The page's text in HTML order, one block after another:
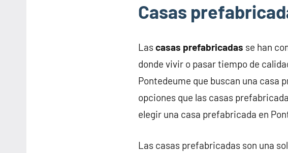
Casas
Lascasas prefabricadas se han
donde vivir o pasar tiempo de
Pontedeume que buscan una casa
opciones que las casas
elegir una casa prefabricada en
Las casas prefabricadas son una